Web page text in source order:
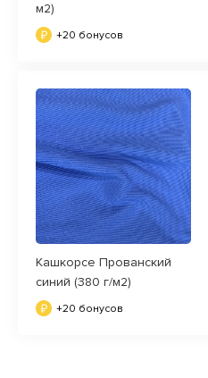
м2)
+20 бонусов
Кашкорсе Прованский
синий (380 г/м2)
+20 бонусов